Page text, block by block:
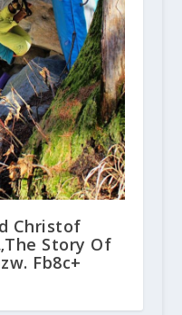
Christof
Story Of
Fb8c+